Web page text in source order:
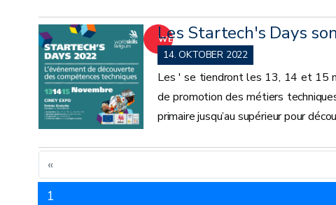
WEITER
Les Startech's Days
14. OKTOBER 2022
Les ' se tiendront les 13, 14 et 15
de promotion des métiers
primaire jusqu’au supérieur pour
«
1